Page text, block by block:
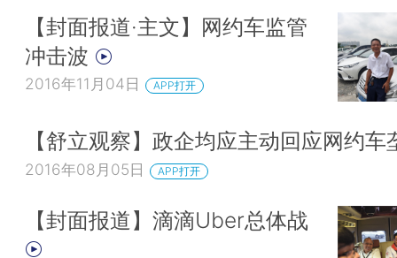
【封面报道·主文】网约车监管
冲击波
2016年11月04日 APP打开
【舒立观察】政企均应主动回应网约车
2016年08月05日 APP打开
【封面报道】滴滴Uber总体战